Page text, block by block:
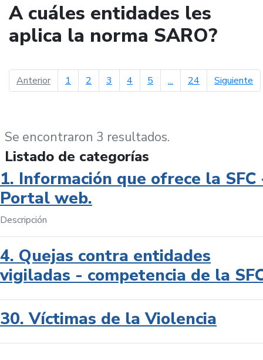
A cuáles entidades les
aplica la norma SARO?
Anteriorpágina anterior
1 2 3 4 5 ... 24 Siguiente
Se encontraron 3 resultados.
Listado de categorías
1. Información que ofrece la SFC
Portal web.
Descripción
4. Quejas contra entidades
vigiladas - competencia de la
30. Víctimas de la Violencia